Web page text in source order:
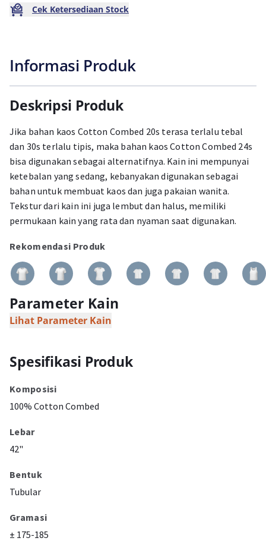
Cek Ketersediaan Stock
Informasi Produk
Deskripsi Produk
Jika bahan kaos Cotton Combed 20s terasa terlalu tebal
dan 30s terlalu tipis, maka bahan kaos Cotton Combed 24s
bisa digunakan sebagai alternatifnya. Kain ini mempunyai
ketebalan yang sedang, kebanyakan digunakan sebagai
bahan untuk membuat kaos dan juga pakaian wanita.
Tekstur dari kain ini juga lembut dan halus, memiliki
permukaan kain yang rata dan nyaman saat digunakan.
Rekomendasi Produk
Parameter Kain
Lihat Parameter Kain
Spesifikasi Produk
Komposisi
100% Cotton Combed
Lebar
42"
Bentuk
Tubular
Gramasi
± 175-185